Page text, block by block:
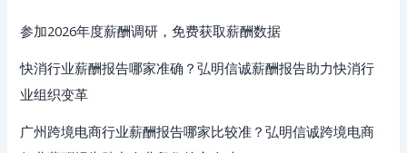
参加2026年度薪酬调研，免费获取薪酬数据
快消行业薪酬报告哪家准确？弘明信诚薪酬报告助力快消行
业组织变革
广州跨境电商行业薪酬报告哪家比较准？弘明信诚跨境电商